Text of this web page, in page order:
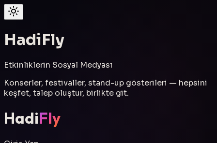
HadiFly
Etkinliklerin Sosyal Medyası
Konserler, festivaller, stand-up gösterileri — hepsini
keşfet, talep oluştur, birlikte git.
HadiFly